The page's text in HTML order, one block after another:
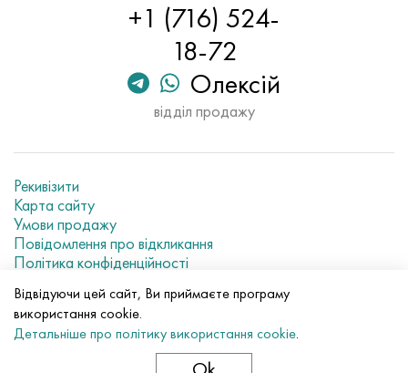
+1 (716) 524-
18-72
Олексій
відділ продажу
Рекивізити
Карта сайту
Умови продажу
Повідомлення про відкликання
Політика конфіденційності
© 2007–2026 «Evek GmbH»
Використання матеріалів сайту без прямого посилання
Відвідуючи цей сайт, Ви приймаєте програму
використання cookie.
Детальніше про політику використання cookie.